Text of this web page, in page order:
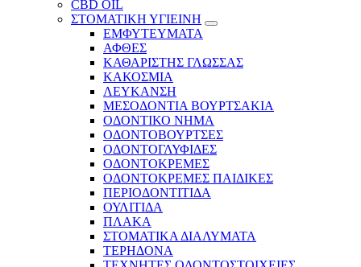
CBD OIL
ΣΤΟΜΑΤΙΚΗ ΥΓΙΕΙΝΗ
ΕΜΦΥΤΕΥΜΑΤΑ
ΑΦΘΕΣ
ΚΑΘΑΡΙΣΤΗΣ ΓΛΩΣΣΑΣ
ΚΑΚΟΣΜΙΑ
ΛΕΥΚΑΝΣΗ
ΜΕΣΟΔΟΝΤΙΑ ΒΟΥΡΤΣΑΚΙΑ
ΟΔΟΝΤΙΚΟ ΝΗΜΑ
ΟΔΟΝΤΟΒΟΥΡΤΣΕΣ
ΟΔΟΝΤΟΓΛΥΦΙΔΕΣ
ΟΔΟΝΤΟΚΡΕΜΕΣ
ΟΔΟΝΤΟΚΡΕΜΕΣ ΠΑΙΔΙΚΕΣ
ΠΕΡΙΟΔΟΝΤΙΤΙΔΑ
ΟΥΛΙΤΙΔΑ
ΠΛΑΚΑ
ΣΤΟΜΑΤΙΚΑ ΔΙΑΛΥΜΑΤΑ
ΤΕΡΗΔΟΝΑ